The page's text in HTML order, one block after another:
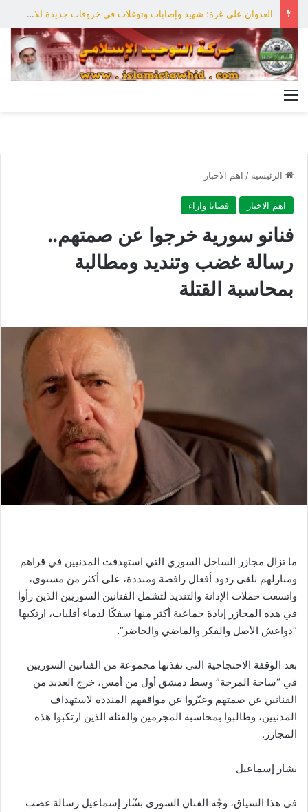
العدوان على غزة: شهيد وإصابات وتوغلات في خروقات جديدة للاحتلال
الرئيسية / اهم الاخبار
اهم الاخبار قضايا وآراء
فنانو سورية خرجوا عن صمتهم..
رسالة غضب وتنديد ومطالبة
بمحاسبة القتلة
ما تزال مجازر الساحل السوري التي استهدفت المدنيين في قراهم
ومنازلهم تلقى ردود أفعال رافضة ومنددة، على أكثر من مستوى،
واتسعت حملات الإدانة والتنديد لتشمل الفنانين السوريين الذين رأوا
في هذه المجازر إبادة جماعية أكثر منها سفكًا لدماء أقليات، ارتكبها
“دواعش الأصل والفكر والماضي والحاضر”.
بعد الوقفة الاحتجاجية التي نفذتها مجموعة من الفنانين السوريين
في “ساحة المرجة” وسط دمشق أول من أمس، خرج العديد من
الفنانين عن صمتهم وعبّروا عن مواقفهم المنددة لاستهداف
المدنيين، وطالبوا بمحاسبة المجرمين والقتلة الذين ارتكبوا هذه
المجازر.
بشار إسماعيل
في هذا السياق، وجّه الفنان السوري بشّار إسماعيل رسالة غضب